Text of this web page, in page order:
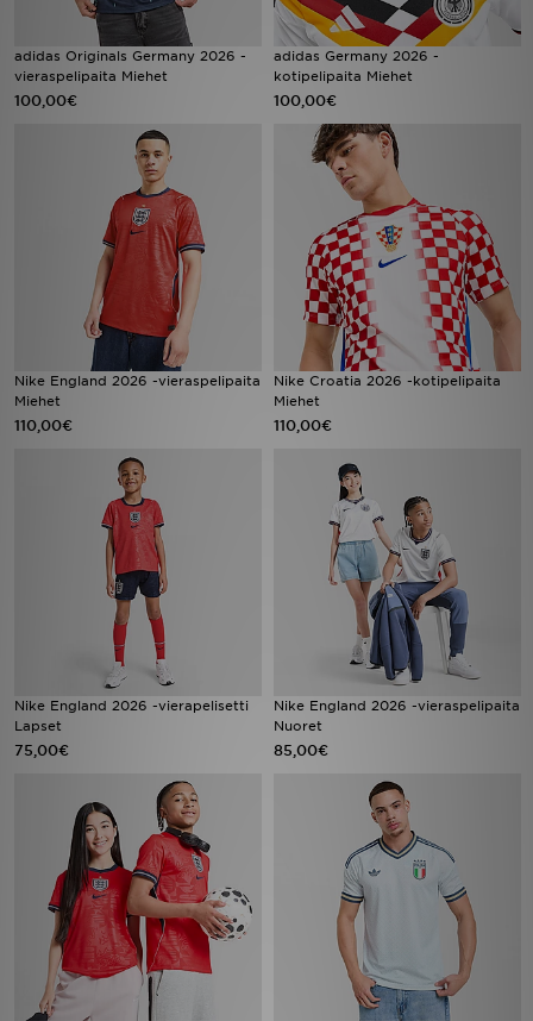
adidas Originals Germany 2026 -
vieraspelipaita Miehet
100,00€
adidas Germany 2026 -
kotipelipaita Miehet
100,00€
Nike England 2026 -vieraspelipaita
Miehet
110,00€
Nike Croatia 2026 -kotipelipaita
Miehet
110,00€
Nike England 2026 -vierapelisetti
Lapset
75,00€
Nike England 2026 -vieraspelipaita
Nuoret
85,00€